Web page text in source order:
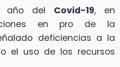
año del Covid-19, en
en pro de la
deficiencias a la
el uso de los recursos